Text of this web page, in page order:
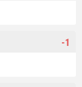
-1